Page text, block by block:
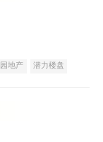
地产
潜力楼盘